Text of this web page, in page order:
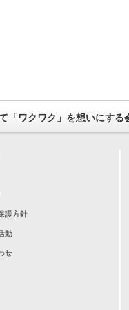
「ワクワク」を想いにする
護方針
動
せ